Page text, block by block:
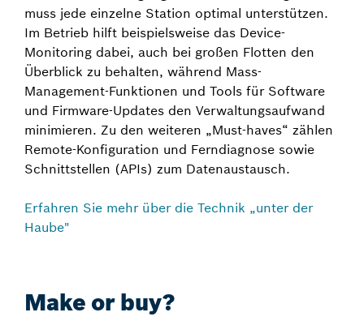
muss jede einzelne Station optimal unterstützen.
Im Betrieb hilft beispielsweise das Device-
Monitoring dabei, auch bei großen Flotten den
Überblick zu behalten, während Mass-
Management-Funktionen und Tools für Software
und Firmware-Updates den Verwaltungsaufwand
minimieren. Zu den weiteren „Must-haves“ zählen
Remote-Konfiguration und Ferndiagnose sowie
Schnittstellen (APIs) zum Datenaustausch.
Erfahren Sie mehr über die Technik „unter der
Haube"
Make or buy?